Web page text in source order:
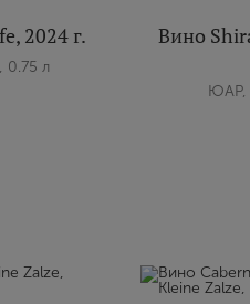
2024 г.
л
Вино
ЮАР,